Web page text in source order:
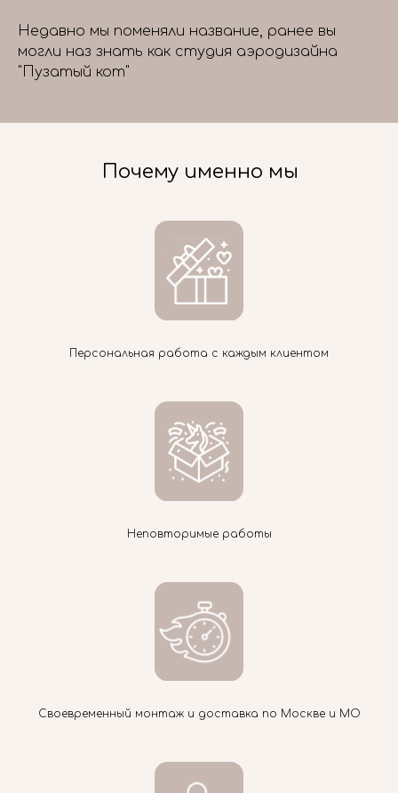
Недавно мы поменяли название, ранее вы
могли наз знать как студия аэродизайна
"Пузатый кот"
Почему именно мы
Персональная работа с каждым клиентом
Неповторимые работы
Своевременный монтаж и доставка по Москве и МО